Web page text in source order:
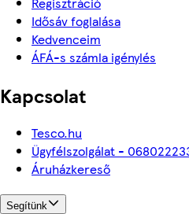
Idősáv foglalása
Kedvenceim
ÁFÁ-s számla igénylés
Kapcsolat
Tesco.hu
Ügyfélszolgálat -
Áruházkereső
Segítünk